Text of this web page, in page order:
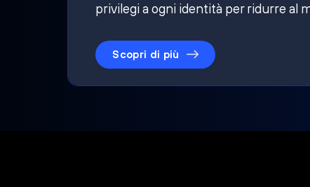
privilegi a ogni identità per ridurre al
Scopri di più